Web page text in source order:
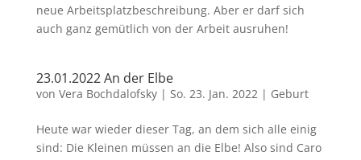
neue Arbeitsplatzbeschreibung. Aber er darf sich
auch ganz gemütlich von der Arbeit ausruhen!
23.01.2022 An der Elbe
von Vera Bochdalofsky| So. 23. Jan. 2022| Geburt
Heute war wieder dieser Tag, an dem sich alle einig
sind: Die Kleinen müssen an die Elbe! Also sind Caro